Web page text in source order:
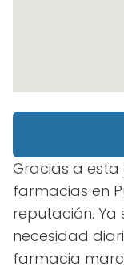
Gracias a
farmacias en
reputación. Ya
necesidad
farmacia